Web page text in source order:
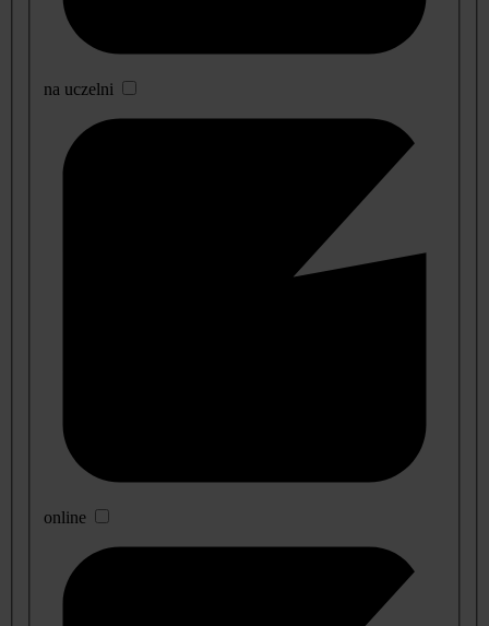
na uczelni
online